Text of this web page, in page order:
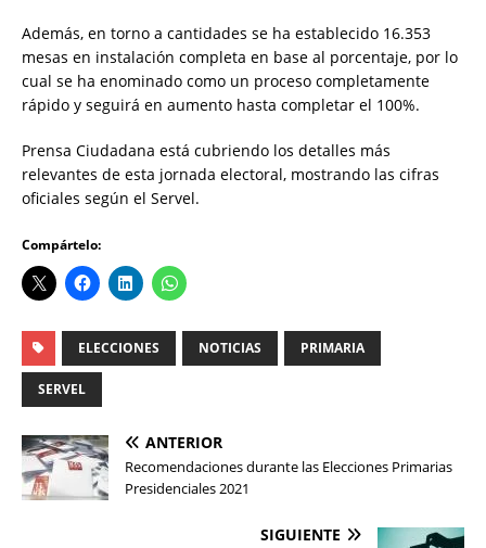
Además, en torno a cantidades se ha establecido 16.353
mesas en instalación completa en base al porcentaje, por lo
cual se ha enominado como un proceso completamente
rápido y seguirá en aumento hasta completar el 100%.
Prensa Ciudadana está cubriendo los detalles más
relevantes de esta jornada electoral, mostrando las cifras
oficiales según el Servel.
Compártelo:
ELECCIONES NOTICIAS PRIMARIA
SERVEL
ANTERIOR
Recomendaciones durante las Elecciones Primarias
Presidenciales 2021
SIGUIENTE